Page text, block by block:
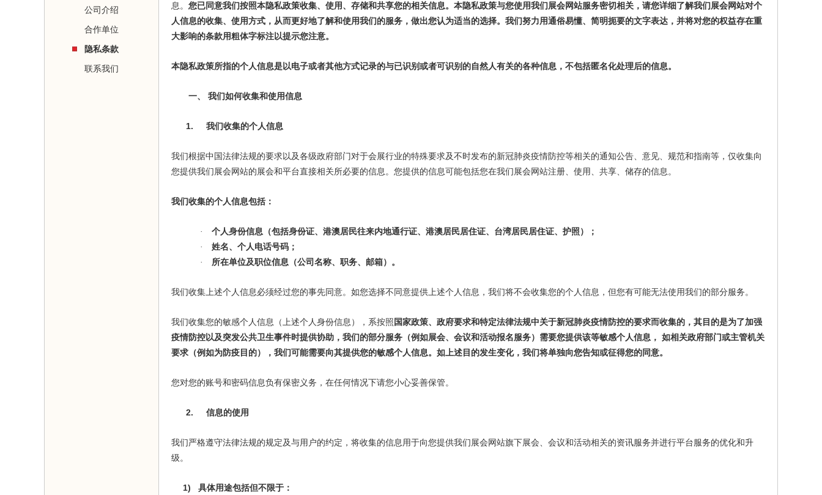
公司介绍
合作单位
隐私条款
联系我们
息。 您已同意我们按照本隐私政策收集、使用、存储和共享您的相关信息。本隐私政策与您使用我们展会网站服务密切相关，请您详细了解我们展会网站对个
人信息的收集、使用方式，从而更好地了解和使用我们的服务，做出您认为适当的选择。我们努力用通俗易懂、简明扼要的文字表达，并将对您的权益存在重
大影响的条款用粗体字标注以提示您注意。
本隐私政策所指的个人信息是以电子或者其他方式记录的与已识别或者可识别的自然人有关的各种信息，不包括匿名化处理后的信息。
一、 我们如何收集和使用信息
1. 我们收集的个人信息
我们根据中国法律法规的要求以及各级政府部门对于会展行业的特殊要求及不时发布的新冠肺炎疫情防控等相关的通知公告、意见、规范和指南等，仅收集向
您提供我们展会网站的展会和平台直接相关所必要的信息。您提供的信息可能包括您在我们展会网站注册、使用、共享、储存的信息。
我们收集的个人信息包括：
·
个人身份信息（包括身份证、港澳居民往来内地通行证、港澳居民居住证、台湾居民居住证、护照）；
·
姓名、个人电话号码；
·
所在单位及职位信息（公司名称、职务、邮箱）。
我们收集上述个人信息必须经过您的事先同意。如您选择不同意提供上述个人信息，我们将不会收集您的个人信息，但您有可能无法使用我们的部分服务。
我们收集您的敏感个人信息（上述个人身份信息），系按照 国家政策、政府要求和特定法律法规中关于新冠肺炎疫情防控的要求而收集的，其目的是为了加强
疫情防控以及突发公共卫生事件时提供协助，我们的部分服务（例如展会、会议和活动报名服务）需要您提供该等敏感个人信息， 如相关政府部门或主管机关
要求（例如为防疫目的），我们可能需要向其提供您的敏感个人信息。如上述目的发生变化，我们将单独向您告知或征得您的同意。
您对您的账号和密码信息负有保密义务，在任何情况下请您小心妥善保管。
2. 信息的使用
我们严格遵守法律法规的规定及与用户的约定，将收集的信息用于向您提供我们展会网站旗下展会、会议和活动相关的资讯服务并进行平台服务的优化和升
级。
1) 具体用途包括但不限于：